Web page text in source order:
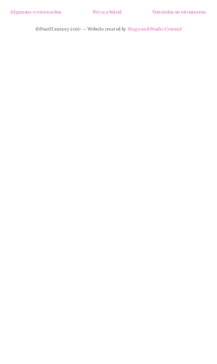
Algemene voorwaarden Privacybeleid Verzenden en retourneren
© Pearl Fantasy 2020 — Website created by Stage and Studio Comm.V.